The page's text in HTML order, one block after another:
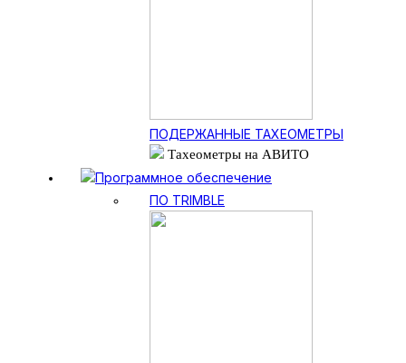
ПОДЕРЖАННЫЕ ТАХЕОМЕТРЫ
Тахеометры на АВИТО
Программное обеспечение
ПО TRIMBLE